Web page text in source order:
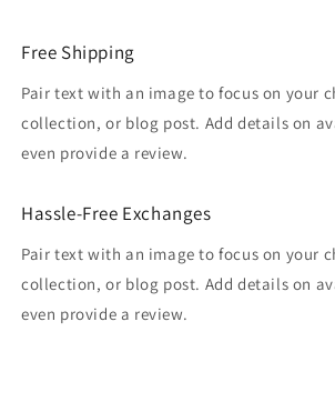
Free Shipping
Pair text with an image to focus on your
collection, or blog post. Add details on
even provide a review.
Hassle-Free Exchanges
Pair text with an image to focus on your
collection, or blog post. Add details on
even provide a review.